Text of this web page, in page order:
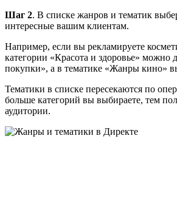
Шаг 2. В списке жанров и тематик
интересные вашим клиентам.
Например, если вы рекламируете
категории «Красота и здоровье»
покупки», а в тематике «Жанры кино»
Тематики в списке пересекаются по
больше категорий вы выбираете, тем
аудитории.